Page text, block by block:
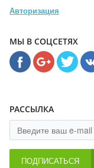
Авторизация
МЫ В СОЦСЕТЯХ
РАССЫЛКА
ПОДПИСАТЬСЯ